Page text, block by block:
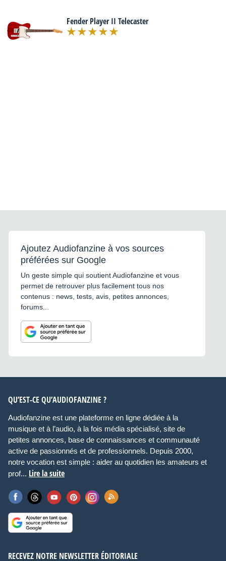
Fender Player II Telecaster
Ajoutez Audiofanzine à vos sources
préférées sur Google
Un geste simple qui soutient Audiofanzine et vous
permet de retrouver plus facilement tous nos
contenus : news, tests, avis, petites annonces,
forums...
QU’EST-CE QU’AUDIOFANZINE ?
Audiofanzine est une plateforme en ligne dédiée à la
musique et à l’audio, à la fois média spécialisé, site de
petites annonces, base de connaissances et communauté
active de passionnés et de professionnels. Depuis 2000,
notre vocation est simple : aider au quotidien les amateurs et
prof... Lire la suite
RECEVEZ NOTRE NEWSLETTER ÉDITORIALE